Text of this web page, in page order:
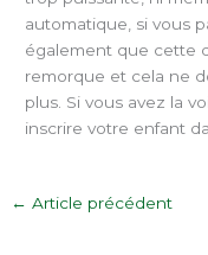
automatique, si vous
également que cette
remorque et cela ne
plus. Si vous avez la
inscrire votre enfant
← Article précédent